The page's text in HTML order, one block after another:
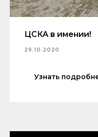
ЦСКА в имении!
29.10.2020
Узнать